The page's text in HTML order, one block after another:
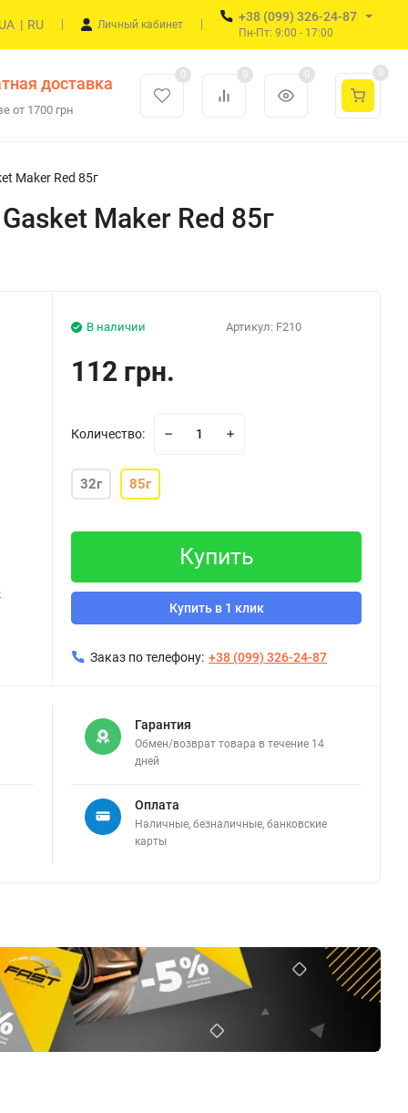
UA | RU Личный кабинет
+38 (099) 326-24-87
Пн-Пт: 9:00 - 17:00
доставка
от 1700 грн
0 0 0 0
Maker Red 85г
Maker Red 85г
Артикул: F210
В наличии
112 грн.
Количество:
32г 85г
Купить
Купить в 1 клик
Заказ по телефону: +38 (099) 326-24-87
Гарантия
Обмен/возврат товара в течение 14
дней
Оплата
Наличные, безналичные, банковские
карты